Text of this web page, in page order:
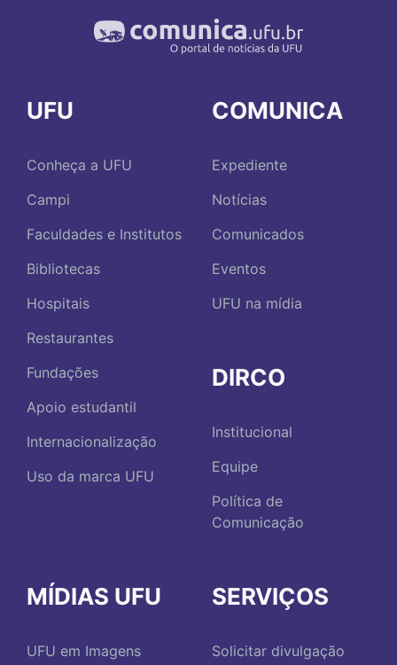
UFU
Conheça a UFU
Campi
Faculdades e Institutos
Bibliotecas
Hospitais
Restaurantes
Fundações
Apoio estudantil
Internacionalização
Uso da marca UFU
COMUNICA
Expediente
Notícias
Comunicados
Eventos
UFU na mídia
DIRCO
Institucional
Equipe
Política de
Comunicação
MÍDIAS UFU
UFU em Imagens
SERVIÇOS
Solicitar divulgação